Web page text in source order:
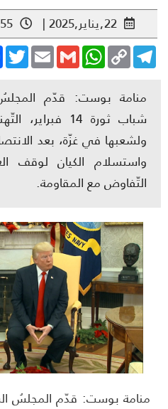
22,يناير,2025 | 18:55 |
TwitterEmailGmail
WhatsAppCopy
Link
منامة بوست: قدّم المجلسُ
شباب ثورة 14
ولشعبها في غزّة، بعد الانتصار
واستسلام الكيان لوقف
التّفاوض مع المقاومة.
بوست: قدّم المجلسُ